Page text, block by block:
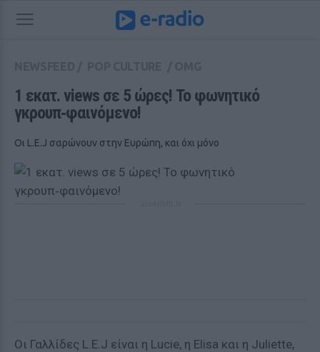
1 εκατ. views σε 5 ώρες! Το φωνητικό
γκρουπ‑φαινόμενο!
Oι L.Ε.J σαρώνουν στην Ευρώπη, και όχι μόνο
Οι Γαλλίδες L.E.J είναι η Lucie, η Elisa και η Juliette,